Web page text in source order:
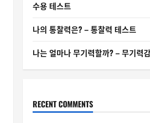
수용 테스트
나의 통찰력은? – 통찰력 테스트
나는 얼마나 무기력할까? – 무기력
RECENT COMMENTS